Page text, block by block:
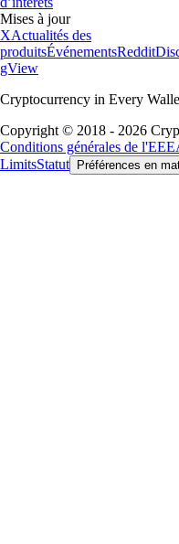
Mises à jour
XActualités des
produitsÉvénementsReddit
gView
Cryptocurrency in Every
Copyright © 2018 - 2026
Conditions générales de l'EEE
LimitsStatut Préférences en